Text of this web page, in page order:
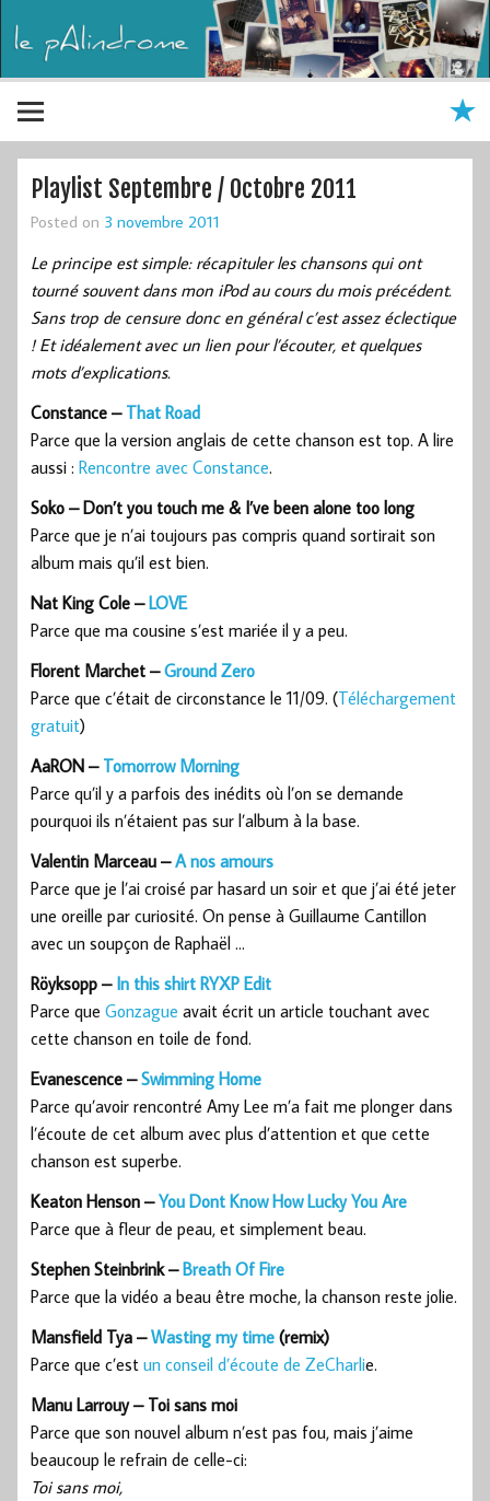
Playlist Septembre / Octobre 2011
Posted on 3 novembre 2011
Le principe est simple: récapituler les chansons qui ont
tourné souvent dans mon iPod au cours du mois précédent.
Sans trop de censure donc en général c’est assez éclectique
! Et idéalement avec un lien pour l’écouter, et quelques
mots d’explications.
Constance – That Road
Parce que la version anglais de cette chanson est top. A lire
aussi : Rencontre avec Constance.
Soko – Don’t you touch me & I’ve been alone too long
Parce que je n’ai toujours pas compris quand sortirait son
album mais qu’il est bien.
Nat King Cole –LOVE
Parce que ma cousine s’est mariée il y a peu.
Florent Marchet –Ground Zero
Parce que c’était de circonstance le 11/09. (Téléchargement
gratuit)
AaRON – Tomorrow Morning
Parce qu’il y a parfois des inédits où l’on se demande
pourquoi ils n’étaient pas sur l’album à la base.
Valentin Marceau –A nos amours
Parce que je l’ai croisé par hasard un soir et que j’ai été jeter
une oreille par curiosité. On pense à Guillaume Cantillon
avec un soupçon de Raphaël …
Röyksopp – In this shirt RYXP Edit
Parce que Gonzague avait écrit un article touchant avec
cette chanson en toile de fond.
Evanescence –Swimming Home
Parce qu’avoir rencontré Amy Lee m’a fait me plonger dans
l’écoute de cet album avec plus d’attention et que cette
chanson est superbe.
Keaton Henson –You Dont Know How Lucky You Are
Parce que à fleur de peau, et simplement beau.
Stephen Steinbrink –Breath Of Fire
Parce que la vidéo a beau être moche, la chanson reste jolie.
Mansfield Tya –Wasting my time (remix)
Parce que c’est un conseil d’écoute de ZeCharlie.
Manu Larrouy – Toi sans moi
Parce que son nouvel album n’est pas fou, mais j’aime
beaucoup le refrain de celle-ci:
Toi sans moi,